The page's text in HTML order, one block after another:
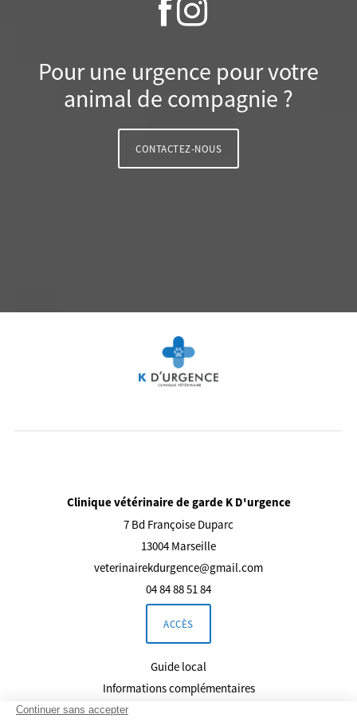
Pour une urgence pour votre
animal de compagnie ?
CONTACTEZ-NOUS
Clinique vétérinaire de garde K D'urgence
7 Bd Françoise Duparc
13004 Marseille
veterinairekdurgence@gmail.com
04 84 88 51 84
ACCÈS
Guide local
Informations complémentaires